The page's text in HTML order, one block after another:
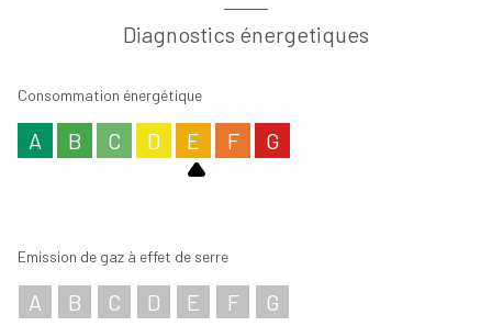
Diagnostics énergetiques
Consommation énergétique
A B C D E F G
Emission de gaz à effet de serre
A B C D E F G